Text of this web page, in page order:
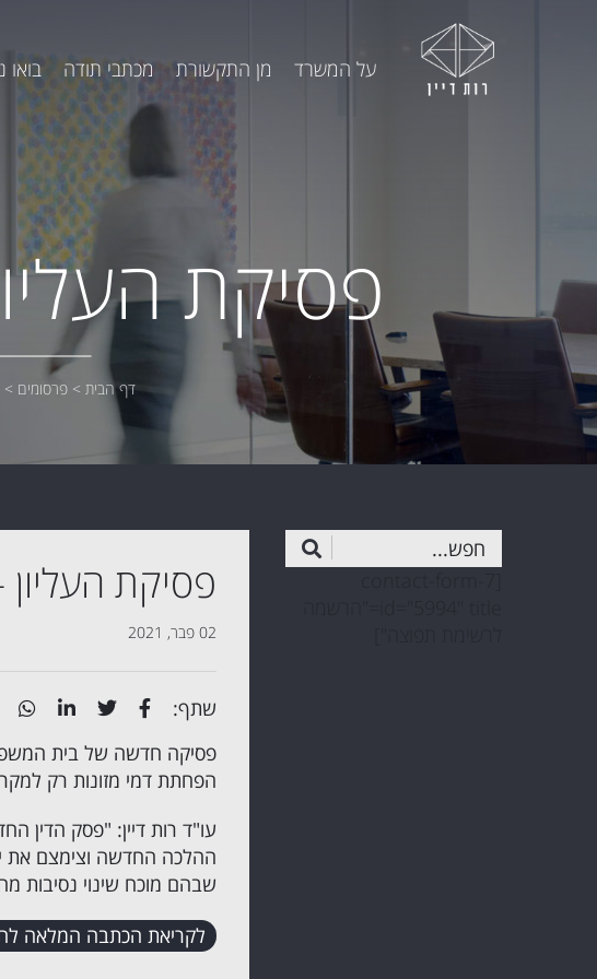
על המשרד מן התקשורת מכתבי תודה בואו
פסיקת
דף הבית >פרסומים >
פסיקת
02 פבר, 2021
שתף:
פסיקה חדשה של בית
הפחתת דמי מזונות רק
עו"ד רות דיין: "פסק הדין
ההלכה החדשה וצימצם את
שבהם מוכח שינוי נסיבות
לקריאת הכתבה המלאה